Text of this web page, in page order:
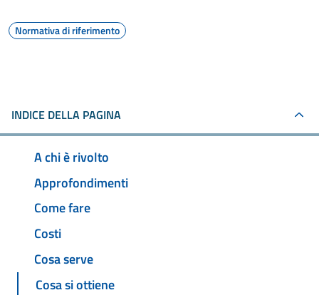
Normativa di riferimento
INDICE DELLA PAGINA
A chi è rivolto
Approfondimenti
Come fare
Costi
Cosa serve
Cosa si ottiene